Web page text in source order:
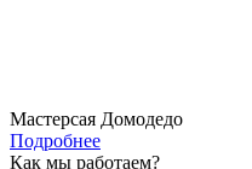
Мастерсая Домодедо
Подробнее
Как мы работаем?